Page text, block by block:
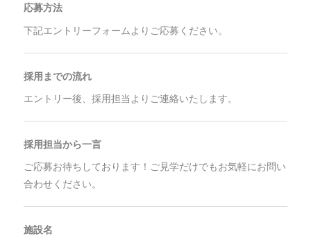
応募方法
下記エントリーフォームよりご応募ください。
採用までの流れ
エントリー後、採用担当よりご連絡いたします。
採用担当から一言
ご応募お待ちしております！ご見学だけでもお気軽にお問い
合わせください。
施設名